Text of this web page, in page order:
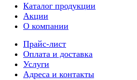
Каталог продукции
Акции
О компании
Прайс-лист
Оплата и доставка
Услуги
Адреса и контакты